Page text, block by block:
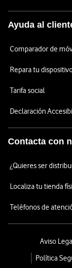
Ayuda al
Comparador de
Repara tu
Tarifa social
Declaración
Contacta con
¿Quieres ser
Localiza tu tienda
Teléfonos de
Aviso
Política